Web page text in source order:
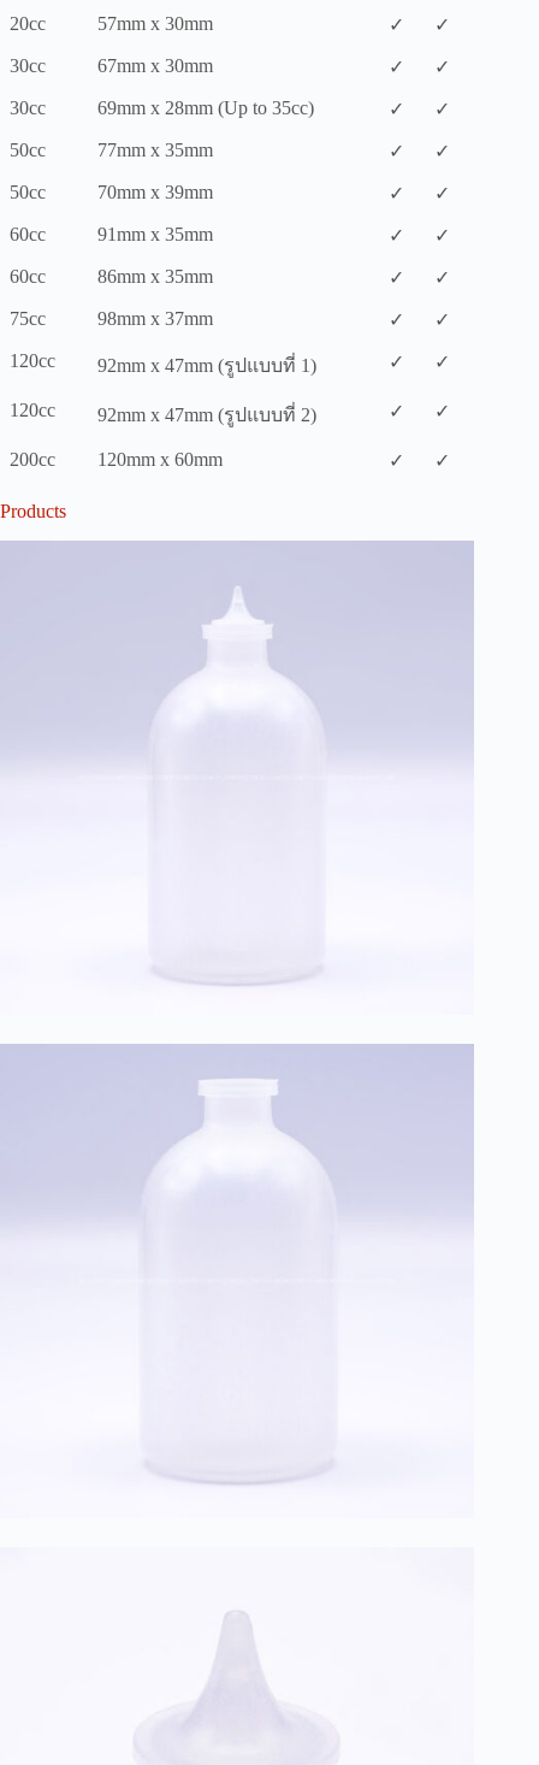
20cc
57mm x 30mm ✓
✓
30cc
67mm x 30mm ✓
✓
30cc
69mm x 28mm (Up to 35cc) ✓
✓
50cc
77mm x 35mm ✓
✓
50cc
70mm x 39mm ✓
✓
60cc
91mm x 35mm ✓
✓
60cc
86mm x 35mm ✓
✓
75cc
98mm x 37mm ✓
✓
120cc
92mm x 47mm (รูปแบบที่ 1) ✓ ✓
120cc 92mm x 47mm (รูปแบบที่ 2) ✓ ✓
200cc 120mm x 60mm ✓ ✓
Products